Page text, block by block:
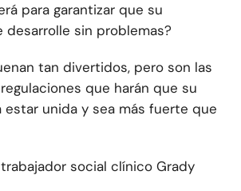
para garantizar que su
desarrolle sin problemas?
tan divertidos, pero son las
que harán que su
estar unida y sea más fuerte que
social clínico Grady